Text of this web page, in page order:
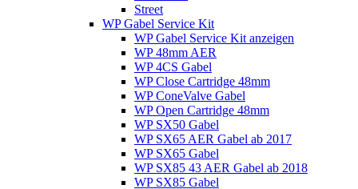
Street
WP Gabel Service Kit
WP Gabel Service Kit anzeigen
WP 48mm AER
WP 4CS Gabel
WP Close Cartridge 48mm
WP ConeValve Gabel
WP Open Cartridge 48mm
WP SX50 Gabel
WP SX65 AER Gabel ab 2017
WP SX65 Gabel
WP SX85 43 AER Gabel ab 2018
WP SX85 Gabel